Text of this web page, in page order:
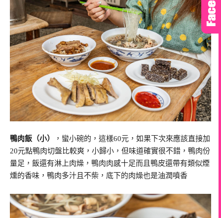
鴨肉飯（小）
，蠻小碗的，這樣60元，如果下次來應該直接加
20元點鴨肉切盤比較爽，小歸小，但味道確實很不錯，鴨肉份
量足，飯還有淋上肉燥，鴨肉肉感十足而且鴨皮還帶有類似煙
燻的香味，鴨肉多汁且不柴，底下的肉燥也是油潤噴香